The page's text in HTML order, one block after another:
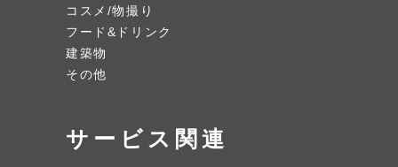
コスメ/物撮り
フード&ドリンク
建築物
その他
サービス関連